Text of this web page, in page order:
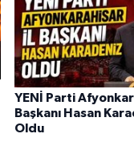
YENİ Parti
Başkanı Hasan
Oldu